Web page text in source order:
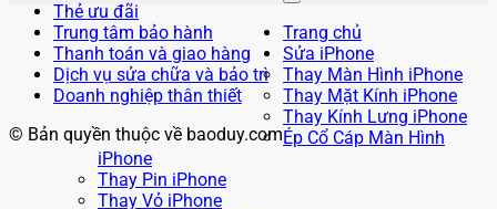
Thẻ ưu đãi
Trung tâm bảo hành
Thanh toán và giao hàng
Dịch vụ sửa chữa và bảo trì
Doanh nghiệp thân thiết
© Bản quyền thuộc về baoduy.com
Trang chủ
Sửa iPhone
Thay Màn Hình iPhone
Thay Mặt Kính iPhone
Thay Kính Lưng iPhone
Ép Cổ Cáp Màn Hình
iPhone
Thay Pin iPhone
Thay Vỏ iPhone